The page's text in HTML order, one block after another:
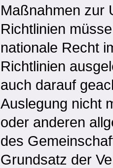
Maßnahmen zur
Richtlinien
nationale Recht
Richtlinien
auch darauf
Auslegung nicht
oder anderen
des
Grundsatz der